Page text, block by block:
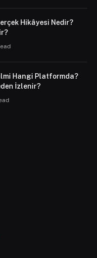
Hikâyesi Nedir?
Hangi Platformda?
İzlenir?